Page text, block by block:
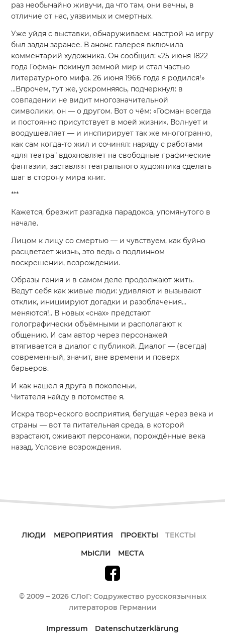
раз необычайно живучи, да что там, они вечны, в
отличие от нас, уязвимых и смертных.
Уже уйдя с выставки, обнаруживаем: настрой на игру
был задан заранее. В анонс галерея включила
комментарий художника. Он сообщил: «25 июня 1822
года Гофман покинул земной мир и стал частью
литературного мифа. 26 июня 1966 года я родился!»
...Впрочем, тут же, ускромняясь, подчеркнул: в
совпадении не видит многозначительной
символики, он — о другом. Вот о чём: «Гофман всегда
и постоянно присутствует в моей жизни». Волнует и
воодушевляет — и инспирирует так же многогранно,
как сам когда-то жил и сочинял: наряду с работами
«для театра" вдохновляет на свободные графические
фантазии, заставляя театрального художника сделать
шаг в сторону мира книг.
***
Кажется, брезжит разгадка парадокса, упомянутого в
начале.
Лицом к лицу со смертью — и чувствуем, как буйно
расцветает жизнь, это ведь о подлинном
воскрешении, возрождении.
Образы гения и в самом деле продолжают жить.
Ведут себя как живые люди: удивляют и вызывают
отклик, инициируют догадки и разоблачения...
меняются!.. В новых «снах» предстают
голографически объёмными и располагают к
общению. И сам автор через персонажей
втягивается в диалог с публикой. Диалог — (всегда)
современный, значит, вне времени и поверх
барьеров.
И как нашёл я друга в поколеньи,
Читателя найду в потомстве я.
Искра творческого восприятия, бегущая через века и
страны — вот та питательная среда, в которой
взрастают, оживают персонажи, порождённые века
назад. Условие возрождения.
ЛЮДИ МЕРОПРИЯТИЯ ПРОЕКТЫ
ТЕКСТЫ
МЫСЛИ
МЕСТА
© 2009 – 2026 СЛоГ: Содружество русскоязычных
литераторов Германии
Impressum Datenschutzerklärung